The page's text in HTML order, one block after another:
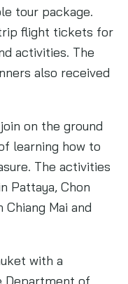
tour package.
flight tickets for
activities. The
also received
on the ground
learning how to
The activities
Pattaya, Chon
Mai and
with a